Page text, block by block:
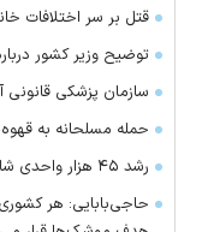
قتل بر سر اختلافات
توضیح وزیر کشور
سازمان پزشکی قانونی آمار
حمله مسلحانه به قهوه‌خانه‌ای
رشد ۴۵ هزار واحدی شاخص کل بورس
حاجی‌بابایی: هر کشوری